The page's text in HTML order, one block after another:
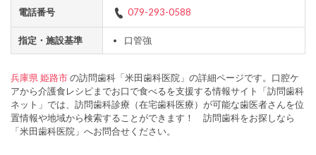
電話番号 079-293-0588
指定・施設基準 口管強
兵庫県 姫路市の訪問歯科「米田歯科医院」の詳細ページです。口腔ケ
アから介護食レシピまでお口で食べるを支援する情報サイト「訪問歯科
ネット」では、訪問歯科診療（在宅歯科医療）が可能な歯医者さんを位
置情報や地域から検索することができます！ 訪問歯科をお探しなら
「米田歯科医院」へお問合せください。